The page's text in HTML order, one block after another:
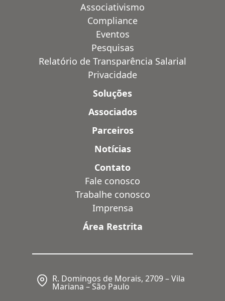
Associativismo
Compliance
Eventos
Pesquisas
Relatório de Transparência Salarial
Privacidade
Soluções
Associados
Parceiros
Notícias
Contato
Fale conosco
Trabalhe conosco
Imprensa
Área Restrita
R. Domingos de Morais, 2709 – Vila
Mariana – São Paulo